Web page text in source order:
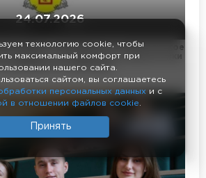
24.07.2026
будет проводиться тематическое
граждан по вопросам профилактики
инфекции
технологию cookie, чтобы
максимальный комфорт при
нашего сайта.
сайтом, вы соглашаетесь
персональных данных и с
в отношении файлов cookie
Принять